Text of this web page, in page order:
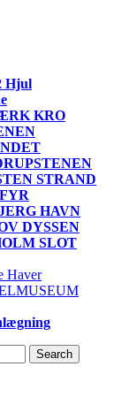
Hjul
KRO
STRAND
HAVN
DYSSEN
SLOT
Haver